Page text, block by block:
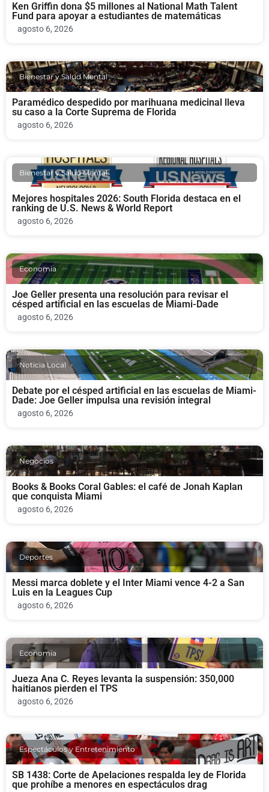
Ken Griffin dona $5 millones al National Math Talent
Fund para apoyar a estudiantes de matemáticas
agosto 6, 2026
Bienestar y Salud Mental
Paramédico despedido por marihuana medicinal lleva
su caso a la Corte Suprema de Florida
agosto 6, 2026
Bienestar y Salud Mental
Mejores hospitales 2026: South Florida destaca en el
ranking de U.S. News & World Report
agosto 6, 2026
Economia
Joe Geller presenta una resolución para revisar el
césped artificial en las escuelas de Miami-Dade
agosto 6, 2026
Noticia Local
Debate por el césped artificial en las escuelas de Miami-
Dade: Joe Geller impulsa una revisión integral
agosto 6, 2026
Negocios
Books & Books Coral Gables: el café de Jonah Kaplan
que conquista Miami
agosto 6, 2026
Deportes
Messi marca doblete y el Inter Miami vence 4-2 a San
Luis en la Leagues Cup
agosto 6, 2026
Economia
Jueza Ana C. Reyes levanta la suspensión: 350,000
haitianos pierden el TPS
agosto 6, 2026
Espectáculos y Entretenimiento
SB 1438: Corte de Apelaciones respalda ley de Florida
que prohíbe a menores en espectáculos drag